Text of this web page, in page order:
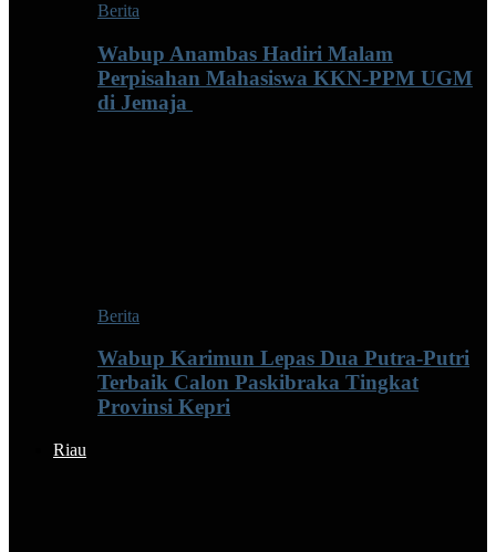
Berita
Wabup Anambas Hadiri Malam
Perpisahan Mahasiswa KKN-PPM UGM
di Jemaja ‎
Berita
Wabup Karimun Lepas Dua Putra-Putri
Terbaik Calon Paskibraka Tingkat
Provinsi Kepri
Riau